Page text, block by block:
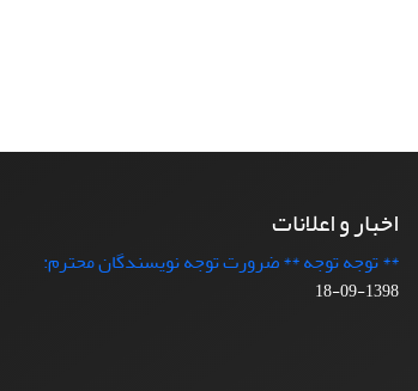
اخبار و اعلانات
** توجه توجه ** ضرورت توجه نویسندگان محترم:
1398-09-18